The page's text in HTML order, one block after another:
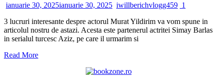
ianuarie 30, 2025ianuarie 30, 2025 iwillberichvlogg459 1
3 lucruri interesante despre actorul Murat Yildirim va vom spune in
articolul nostru de astazi. Acesta este partenerul actritei Simay Barlas
in serialul turcesc Aziz, pe care il urmarim si
Read More